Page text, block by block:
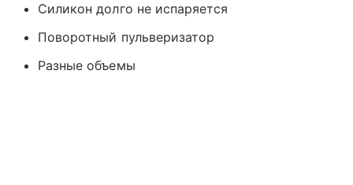
Силикон долго не испаряется
Поворотный пульверизатор
Разные объемы